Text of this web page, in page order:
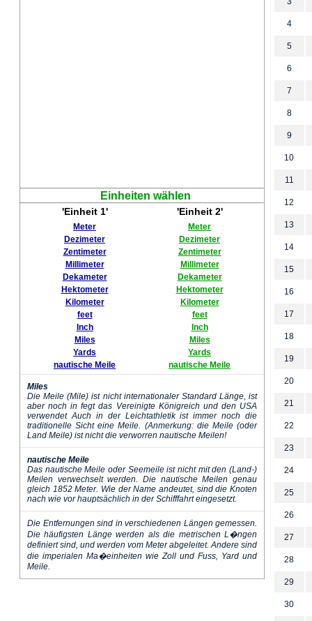
Einheiten wählen
'Einheit 1' 'Einheit 2'
Meter
Dezimeter
Zentimeter
Millimeter
Dekameter
Hektometer
Kilometer
feet
Inch
Miles
Yards
nautische Meile
Meter
Dezimeter
Zentimeter
Millimeter
Dekameter
Hektometer
Kilometer
feet
Inch
Miles
Yards
nautische Meile
Miles
Die Meile (Mile) ist nicht internationaler Standard Länge, ist
aber noch in fegt das Vereinigte Königreich und den USA
verwendet Auch in der Leichtathletik ist immer noch die
traditionelle Sicht eine Meile. (Anmerkung: die Meile (oder
Land Meile) ist nicht die verworren nautische Meilen!
nautische Meile
Das nautische Meile oder Seemeile ist nicht mit den (Land-)
Meilen verwechselt werden. Die nautische Meilen genau
gleich 1852 Meter. Wie der Name andeutet, sind die Knoten
nach wie vor hauptsächlich in der Schifffahrt eingesetzt.
Die Entfernungen sind in verschiedenen Längen gemessen.
Die häufigsten Länge werden als die metrischen L�ngen
definiert sind, und werden vom Meter abgeleitet. Andere sind
die imperialen Ma�einheiten wie Zoll und Fuss, Yard und
Meile.
4
5
6
7
8
9
10
11
12
13
14
15
16
17
18
19
20
21
22
23
24
25
26
27
28
29
30